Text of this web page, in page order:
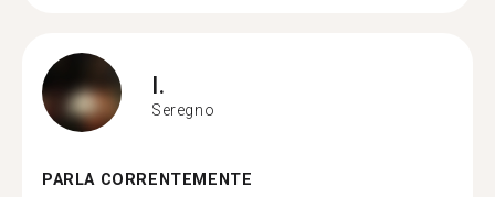
I.
Seregno
PARLA CORRENTEMENTE